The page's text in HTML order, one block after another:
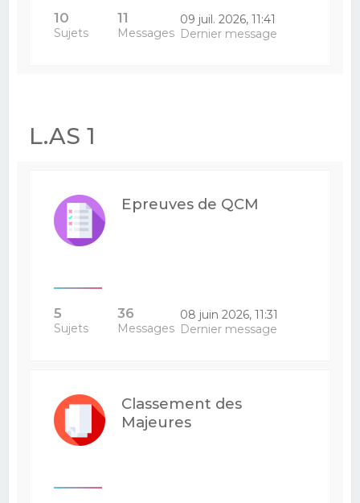
10
Sujets
11
Messages
09 juil. 2026, 11:41
Dernier message
L.AS 1
Epreuves de QCM
5
Sujets
36
Messages
08 juin 2026, 11:31
Dernier message
Classement des
Majeures